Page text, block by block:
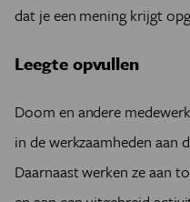
dat je een mening krijgt
Leegte opvullen
Doom en andere
in de werkzaamheden aan
Daarnaast werken ze aan